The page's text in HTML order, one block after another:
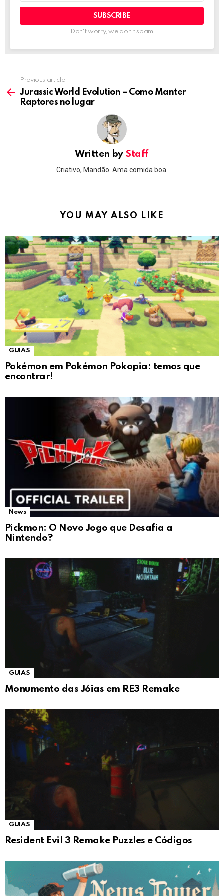
Don't worry, we don't spam
more
Previous article
Jurassic World Evolution – Como Manter
Raptores no lugar
Written by Staff
Criativo, Mandão. Ama comida boa.
YOU MAY ALSO LIKE
GUIAS
Pokémon em Pokémon Pokopia: temos que
encontrar!
News
Pickmon: O Novo Jogo que Desafia a
Nintendo?
GUIAS
Monumento das Jóias em RE3 Remake
GUIAS
Resident Evil 3 Remake Puzzles e Códigos